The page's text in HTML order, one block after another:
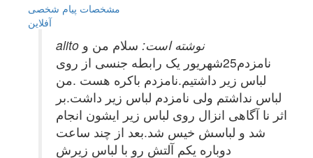
مشخصات پیام شخصی
آفلاين
alito نوشته است: سلام من و
نامزدم25شهریور یک رابطه جنسی از روی
لباس زیر داشتیم.نامزدم باکره هست .من
لباس نداشتم ولی نامزدم لباس زیر داشت.بر
اثر نا آگاهی انزال روی لباس زیر ایشون انجام
شد و لباسش خیس شد.بعد از چند ساعت
دوباره یکم آلتش رو با لباس زیرش